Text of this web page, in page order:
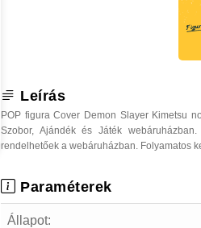
Leírás
POP figura Cover Demon Slayer Kimetsu
Szobor, Ajándék és Játék
rendelhetőek a webáruházban. Folyamatos
Paraméterek
Állapot: